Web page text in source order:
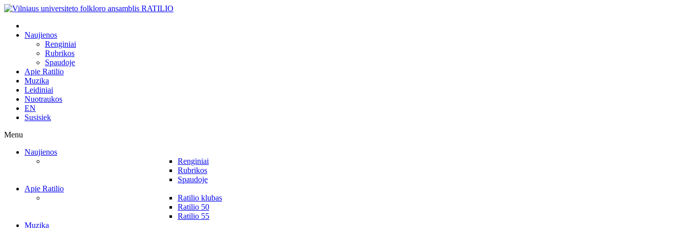
Naujienos
Renginiai
Rubrikos
Spaudoje
Apie Ratilio
Muzika
Leidiniai
Nuotraukos
EN
Susisiek
Menu
Naujienos
Renginiai
Rubrikos
Spaudoje
Apie Ratilio
Ratilio klubas
Ratilio 50
Ratilio 55
Muzika